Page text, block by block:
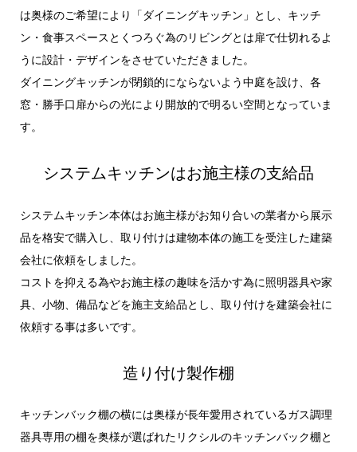
は奥様のご希望により「ダイニングキッチン」とし、キッチ
ン・食事スペースとくつろぐ為のリビングとは扉で仕切れるよ
うに設計・デザインをさせていただきました。
ダイニングキッチンが閉鎖的にならないよう中庭を設け、各
窓・勝手口扉からの光により開放的で明るい空間となっていま
す。
システムキッチンはお施主様の支給品
システムキッチン本体はお施主様がお知り合いの業者から展示
品を格安で購入し、取り付けは建物本体の施工を受注した建築
会社に依頼をしました。
コストを抑える為やお施主様の趣味を活かす為に照明器具や家
具、小物、備品などを施主支給品とし、取り付けを建築会社に
依頼する事は多いです。
造り付け製作棚
キッチンバック棚の横には奥様が長年愛用されているガス調理
器具専用の棚を奥様が選ばれたリクシルのキッチンバック棚と